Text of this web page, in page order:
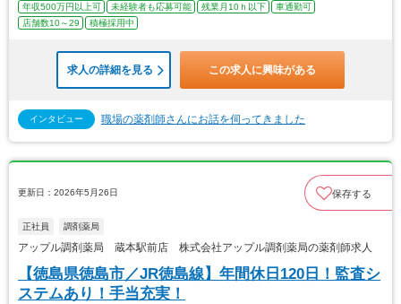
年収500万円以上可 未経験者も応募可能 残業月10ｈ以下
車通勤可
店舗数10～29
積極採用中
求人の詳細を見る この求人に興味がある
インタビュー 職場の薬剤師さんにお話を伺ってきました
更新日：2026年5月26日 保存する
正社員 調剤薬局
アップル調剤薬局 蔵本駅前店 株式会社アップル調剤薬局の薬剤師求人
【徳島県徳島市／JR徳島線】年間休日120日！監査シ
ステムあり！手当充実！